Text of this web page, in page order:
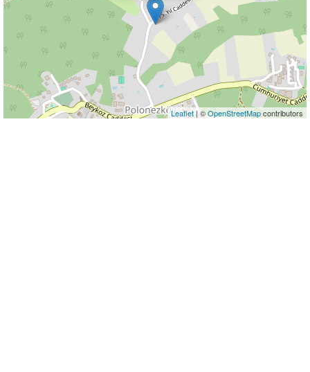
Leaflet | ©OpenStreetMapcontributors